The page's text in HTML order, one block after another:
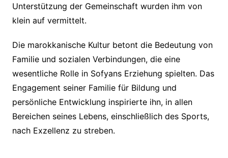
Unterstützung der Gemeinschaft wurden ihm von
klein auf vermittelt.
Die marokkanische Kultur betont die Bedeutung von
Familie und sozialen Verbindungen, die eine
wesentliche Rolle in Sofyans Erziehung spielten. Das
Engagement seiner Familie für Bildung und
persönliche Entwicklung inspirierte ihn, in allen
Bereichen seines Lebens, einschließlich des Sports,
nach Exzellenz zu streben.